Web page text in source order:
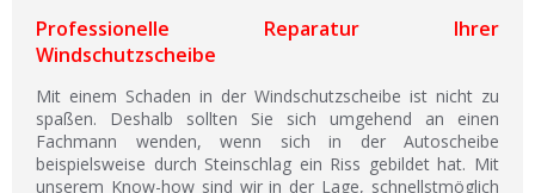
Professionelle Reparatur Ihrer
Windschutzscheibe
Mit einem Schaden in der Windschutzscheibe ist nicht zu
spaßen. Deshalb sollten Sie sich umgehend an einen
Fachmann wenden, wenn sich in der Autoscheibe
beispielsweise durch Steinschlag ein Riss gebildet hat. Mit
unserem Know-how sind wir in der Lage, schnellstmöglich